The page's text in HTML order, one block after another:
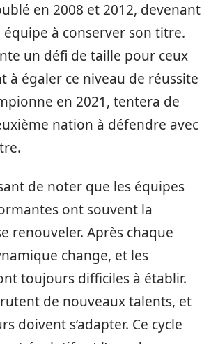
en 2008 et 2012, devenant
équipe à conserver son titre.
un défi de taille pour ceux
à égaler ce niveau de réussite
en 2021, tentera de
nation à défendre avec
de noter que les équipes
ont souvent la
renouveler. Après chaque
change, et les
toujours difficiles à établir.
de nouveaux talents, et
doivent s’adapter. Ce cycle